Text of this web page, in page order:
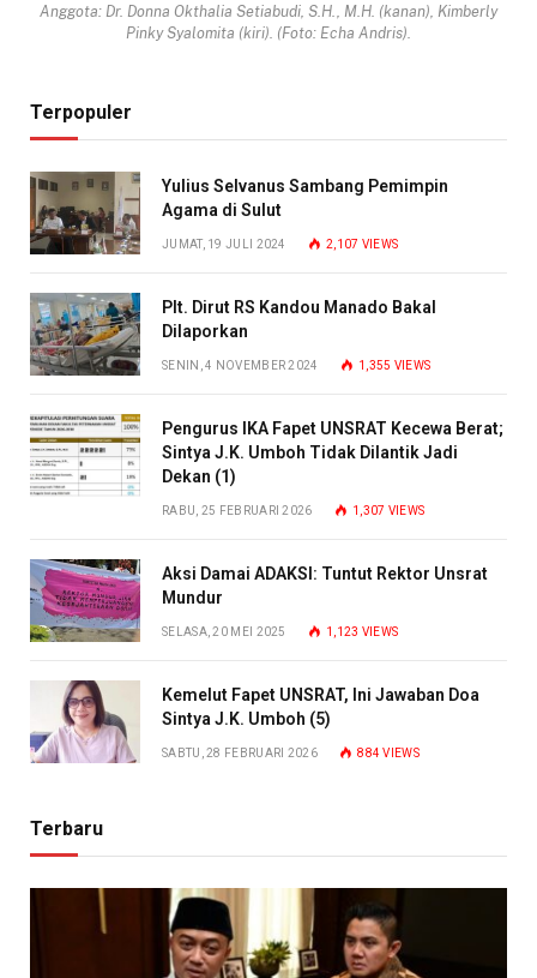
Anggota: Dr. Donna Okthalia Setiabudi, S.H., M.H. (kanan), Kimberly
Pinky Syalomita (kiri). (Foto: Echa Andris).
Terpopuler
Yulius Selvanus Sambang Pemimpin
Agama di Sulut
JUMAT, 19 JULI 2024 2,107 VIEWS
Plt. Dirut RS Kandou Manado Bakal
Dilaporkan
SENIN, 4 NOVEMBER 2024 1,355 VIEWS
Pengurus IKA Fapet UNSRAT Kecewa Berat;
Sintya J.K. Umboh Tidak Dilantik Jadi
Dekan (1)
RABU, 25 FEBRUARI 2026 1,307 VIEWS
Aksi Damai ADAKSI: Tuntut Rektor Unsrat
Mundur
SELASA, 20 MEI 2025 1,123 VIEWS
Kemelut Fapet UNSRAT, Ini Jawaban Doa
Sintya J.K. Umboh (5)
SABTU, 28 FEBRUARI 2026 884VIEWS
Terbaru